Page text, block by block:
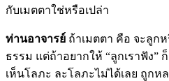
กับเมตตาใช่หรือเปล่า
ท่านอาจารย์ ถ้าเมตตา คือ จะลูก
ธรรม แต่ถ้าอยากให้ “ลูกเราฟัง”
เห็นโลภะ ละโลภะไม่ได้เลย ถูก